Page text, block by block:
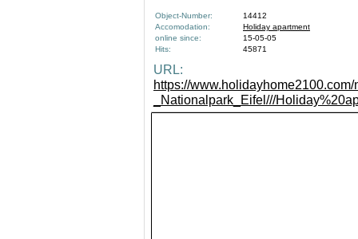
Object-Number:
14412
Accomodation:
Holiday apartment
online since:
15-05-05
Hits:
45871
URL:
https://
_Nationalpark_Eifel///